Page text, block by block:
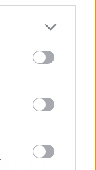
documentar
pasos
tasación